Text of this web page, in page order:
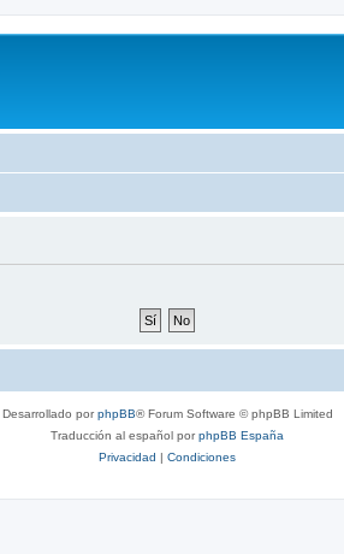
Desarrollado porphpBB® Forum Software © phpBB Limited
Traducción al español porphpBB España
Privacidad | Condiciones